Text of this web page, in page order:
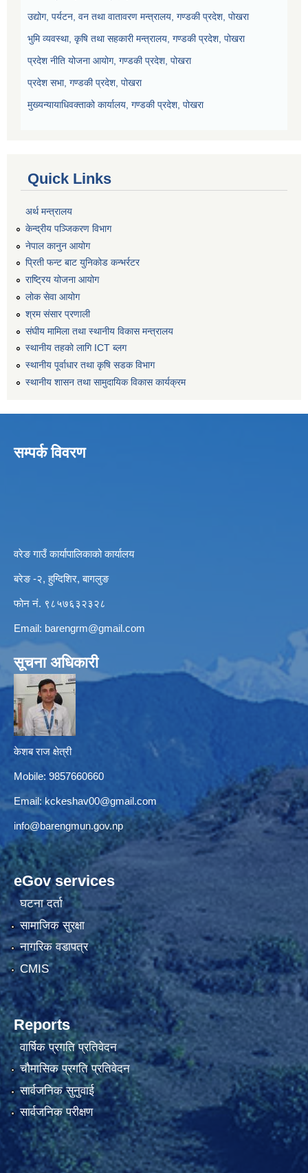
उद्योग, पर्यटन, वन तथा वातावरण मन्त्रालय, गण्डकी प्रदेश, पोखरा
भुमि व्यवस्था, कृषि तथा सहकारी मन्त्रालय, गण्डकी प्रदेश, पोखरा
प्रदेश नीति योजना आयोग, गण्डकी प्रदेश, पोखरा
प्रदेश सभा, गण्डकी प्रदेश, पोखरा
मुख्यन्यायाधिवक्ताको कार्यालय, गण्डकी प्रदेश, पोखरा
Quick Links
अर्थ मन्त्रालय
केन्द्रीय पञ्जिकरण विभाग
नेपाल कानुन आयोग
प्रिती फन्ट बाट युनिकोड कन्भर्रटर
राष्ट्रिय योजना आयोग
लोक सेवा आयोग
श्रम संसार प्रणाली
संघीय मामिला तथा स्थानीय विकास मन्त्रालय
स्थानीय तहको लागि ICT ब्लग
स्थानीय पूर्वाधार तथा कृषि सडक विभाग
स्थानीय शासन तथा सामुदायिक विकास कार्यक्रम
सम्पर्क विवरण
वरेङ गाउँ कार्यापालिकाको कार्यालय
बरेङ -२, हुग्दिशिर, बागलुङ
फोन नं. ९८५७६३२३२८
Email: barengrm@gmail.com
सूचना अधिकारी
केशब राज क्षेत्री
Mobile: 9857660660
Email: kckeshav00@gmail.com
info@barengmun.gov.np
eGov services
घटना दर्ता
सामाजिक सुरक्षा
नागरिक वडापत्र
CMIS
Reports
वार्षिक प्रगति प्रतिवेदन
चौमासिक प्रगति प्रतिवेदन
सार्वजनिक सुनुवाई
सार्वजनिक परीक्षण